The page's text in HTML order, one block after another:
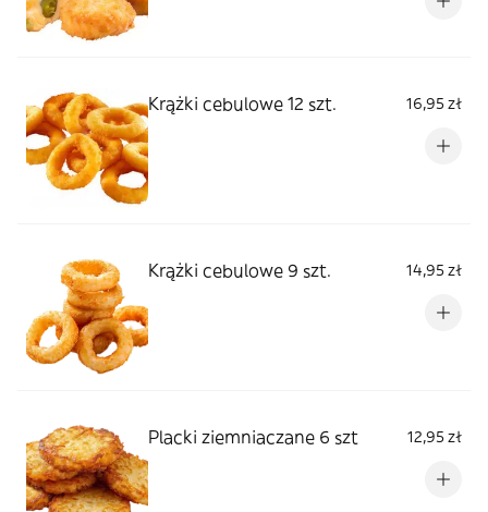
Krążki cebulowe 12 szt. 16,95 zł
Krążki cebulowe 9 szt. 14,95 zł
Placki ziemniaczane 6 szt 12,95 zł